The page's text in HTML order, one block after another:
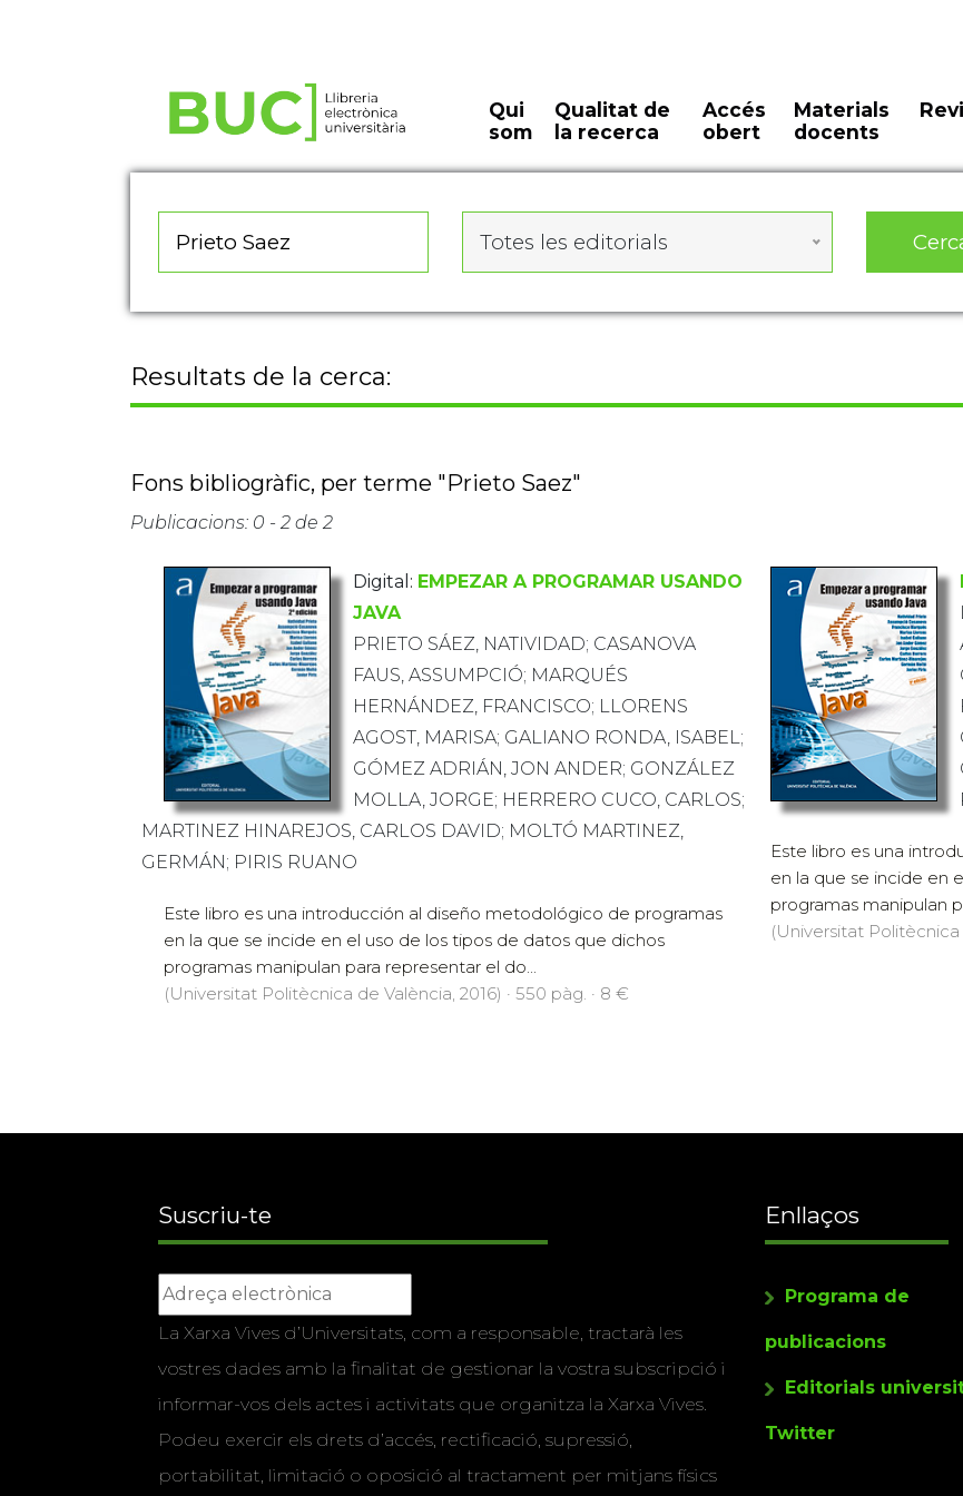
Qui
som
Qualitat de
la recerca
Accés
obert
Materials
docents
Totes les editorials
Resultats de la cerca:
Fons bibliogràfic, per terme "Prieto Saez"
Publicacions: 0 - 2 de 2
Digital: EMPEZAR A PROGRAMAR USANDO
JAVA
PRIETO SÁEZ, NATIVIDAD; CASANOVA
FAUS, ASSUMPCIÓ; MARQUÉS
HERNÁNDEZ, FRANCISCO; LLORENS
AGOST, MARISA; GALIANO RONDA, ISABEL;
GÓMEZ ADRIÁN, JON ANDER; GONZÁLEZ
MOLLA, JORGE; HERRERO CUCO, CARLOS;
MARTINEZ HINAREJOS, CARLOS DAVID; MOLTÓ MARTINEZ,
GERMÁN; PIRIS RUANO
Este libro es una introducción al diseño metodológico de programas
en la que se incide en el uso de los tipos de datos que dichos
programas manipulan para representar el do...
(Universitat Politècnica de València, 2016) · 550 pàg. · 8 €
Este libro es una
en la que se incide en
programas manipulan
(Universitat Politècnica
Suscriu-te
La Xarxa Vives d’Universitats, com a responsable, tractarà les
vostres dades amb la finalitat de gestionar la vostra subscripció i
informar-vos dels actes i activitats que organitza la Xarxa Vives.
Podeu exercir els drets d’accés, rectificació, supressió,
portabilitat, limitació o oposició al tractament per mitjans físics
Enllaços
Programa de
publicacions
Editorials
Twitter